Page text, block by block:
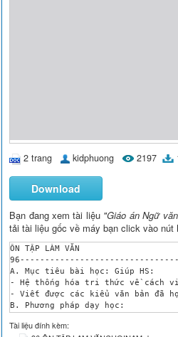
2 trang kidphuong 2197
Download
Bạn đang xem tài liệu "Giáo án Ngữ
tải tài liệu gốc về máy bạn click vào nút
ÔN TẬP LÀM VĂN
A. Mục tiêu bài học: Giúp HS:
- Hệ thống hóa tri thức về cách
- Viết được các kiểu văn bản đã
B. Phương pháp dạy học:
- Hướng dẫn HS chuẩn bị trước
C. Phương tiện dạy học:
Tài liệu đính kèm: